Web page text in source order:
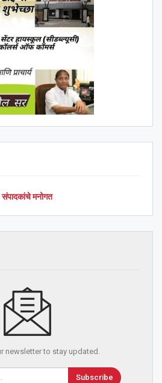
संपादकांचे मनोगत
newsletter to stay updated.
Subscribe